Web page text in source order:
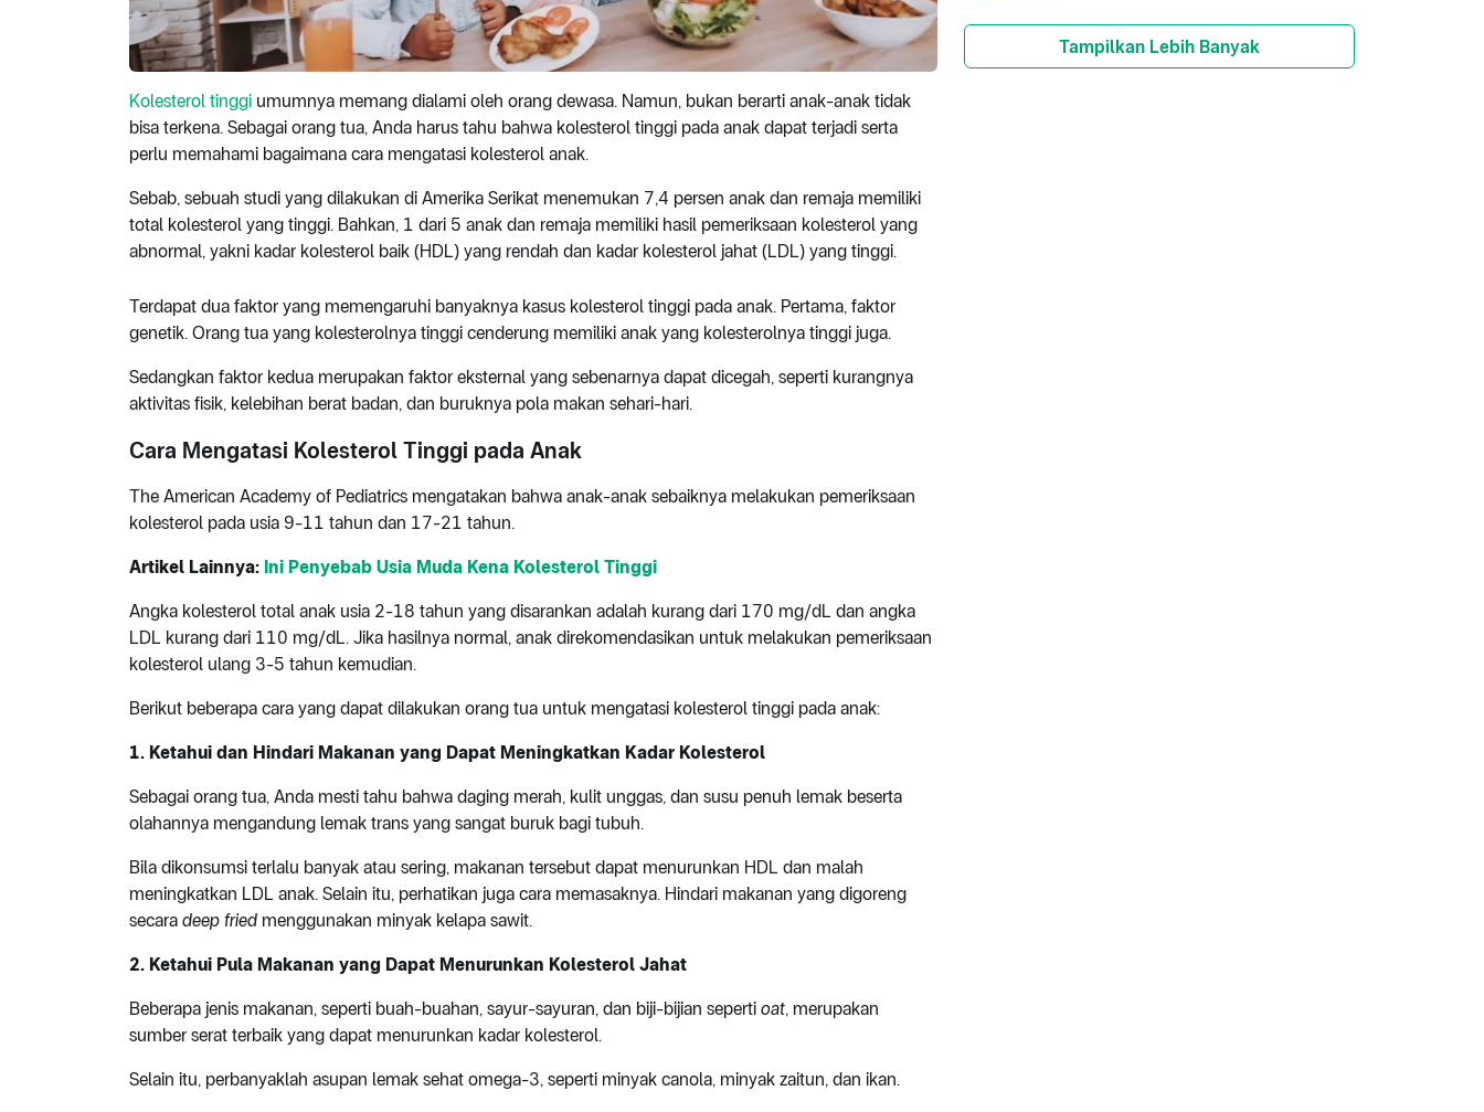
Kolesterol tinggi umumnya memang dialami oleh orang dewasa. Namun, bukan berarti anak-anak tidak
bisa terkena. Sebagai orang tua, Anda harus tahu bahwa kolesterol tinggi pada anak dapat terjadi serta
perlu memahami bagaimana cara mengatasi kolesterol anak.
Sebab, sebuah studi yang dilakukan di Amerika Serikat menemukan 7,4 persen anak dan remaja memiliki
total kolesterol yang tinggi. Bahkan, 1 dari 5 anak dan remaja memiliki hasil pemeriksaan kolesterol yang
abnormal, yakni kadar kolesterol baik (HDL) yang rendah dan kadar kolesterol jahat (LDL) yang tinggi.
Terdapat dua faktor yang memengaruhi banyaknya kasus kolesterol tinggi pada anak. Pertama, faktor
genetik. Orang tua yang kolesterolnya tinggi cenderung memiliki anak yang kolesterolnya tinggi juga.
Sedangkan faktor kedua merupakan faktor eksternal yang sebenarnya dapat dicegah, seperti kurangnya
aktivitas fisik, kelebihan berat badan, dan buruknya pola makan sehari-hari.
Cara Mengatasi Kolesterol Tinggi pada Anak
The American Academy of Pediatrics mengatakan bahwa anak-anak sebaiknya melakukan pemeriksaan
kolesterol pada usia 9-11 tahun dan 17-21 tahun.
Artikel Lainnya: Ini Penyebab Usia Muda Kena Kolesterol Tinggi
Angka kolesterol total anak usia 2-18 tahun yang disarankan adalah kurang dari 170 mg/dL dan angka
LDL kurang dari 110 mg/dL. Jika hasilnya normal, anak direkomendasikan untuk melakukan pemeriksaan
kolesterol ulang 3-5 tahun kemudian.
Berikut beberapa cara yang dapat dilakukan orang tua untuk mengatasi kolesterol tinggi pada anak:
1. Ketahui dan Hindari Makanan yang Dapat Meningkatkan Kadar Kolesterol
Sebagai orang tua, Anda mesti tahu bahwa daging merah, kulit unggas, dan susu penuh lemak beserta
olahannya mengandung lemak trans yang sangat buruk bagi tubuh.
Bila dikonsumsi terlalu banyak atau sering, makanan tersebut dapat menurunkan HDL dan malah
meningkatkan LDL anak. Selain itu, perhatikan juga cara memasaknya. Hindari makanan yang digoreng
secara deep fried menggunakan minyak kelapa sawit.
2. Ketahui Pula Makanan yang Dapat Menurunkan Kolesterol Jahat
Beberapa jenis makanan, seperti buah-buahan, sayur-sayuran, dan biji-bijian seperti oat, merupakan
sumber serat terbaik yang dapat menurunkan kadar kolesterol.
Selain itu, perbanyaklah asupan lemak sehat omega-3, seperti minyak canola, minyak zaitun, dan ikan.
Tampilkan Lebih Banyak